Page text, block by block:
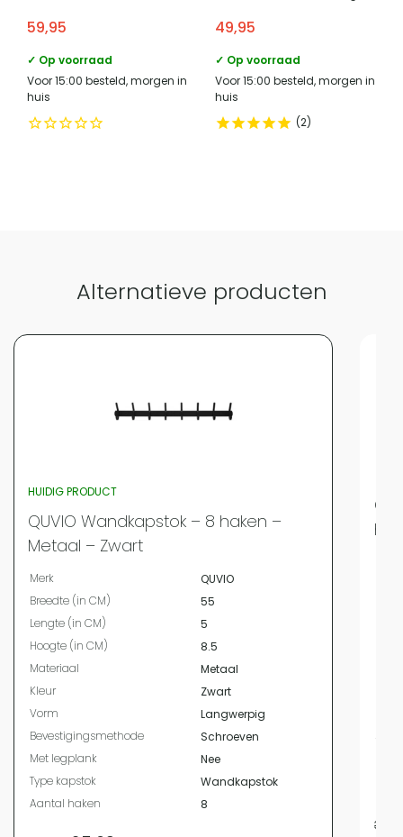
adres verantwoordelijke
marktdeelnemer in de eu
Lange voren 8, 5541RT
Reusel
marktdeelnemer in de eu
product-
compliance@homeliving.nl
+31 (0)85 - 130 25 89
59,95
✓ Op voorraad
Voor 15:00 besteld, morgen in
huis
Wit
49,95
✓ Op voorraad
Voor 15:00 besteld, morgen in
huis
2
Alternatieve producten
HUIDIG PRODUCT
QUVIO Wandkapstok – 8 haken –
Metaal – Zwart
Merk
QUVIO
Breedte (in CM)
55
Lengte (in CM)
5
Hoogte (in CM)
8.5
Materiaal
Metaal
Kleur
Zwart
Vorm
Langwerpig
Bevestigingsmethode
Schroeven
Met legplank
Nee
Type kapstok
Wandkapstok
Aantal haken
8
32,95